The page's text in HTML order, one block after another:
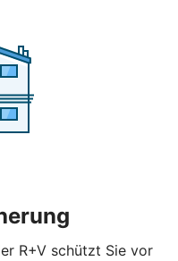
R+V schützt Sie vor